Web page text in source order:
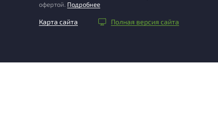
офертой. Подробнее
Карта сайта Полная версия сайта